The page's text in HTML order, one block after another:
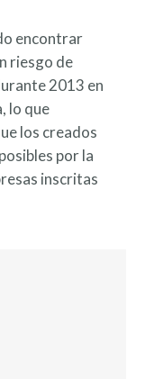
encontrar
riesgo de
2013 en
lo que
los creados
por la
inscritas